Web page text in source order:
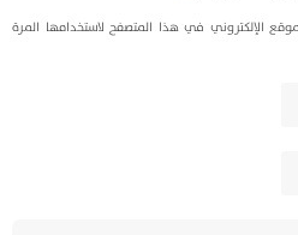
الإلكتروني في هذا المتصفح لاستخدامها المرة